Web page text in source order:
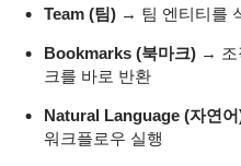
Team (팀)→ 팀 엔티티를
Bookmarks (북마크)→ 조
크를 바로 반환
Natural Language (자연
워크플로우 실행